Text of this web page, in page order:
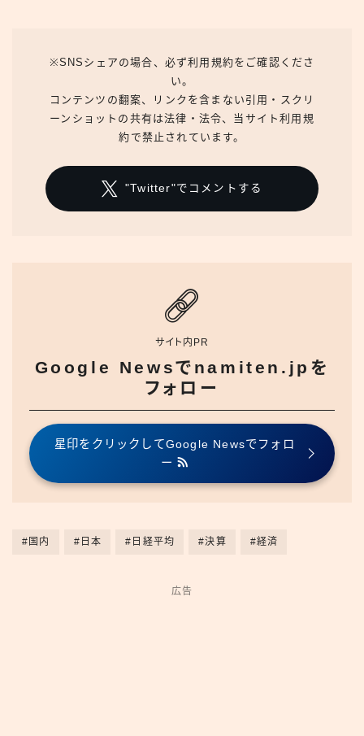
※SNSシェアの場合、必ず利用規約をご確認くださ
い。
コンテンツの翻案、リンクを含まない引用・スクリ
ーンショットの共有は法律・法令、当サイト利用規
約で禁止されています。
"Twitter"でコメントする
サイト内PR
Google Newsでnamiten.jpを
フォロー
星印をクリックしてGoogle Newsでフォロ
ー
#国内 #日本 #日経平均 #決算 #経済
広告